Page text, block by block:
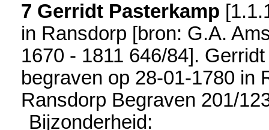
7 Gerridt Pasterkamp [
in Ransdorp [bron: G.A.
1670 - 1811 646/84].
begraven op 28-01-1780 in
Ransdorp Begraven 201/
Bijzonderheid: